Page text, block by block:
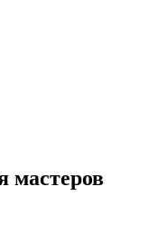
мастеров